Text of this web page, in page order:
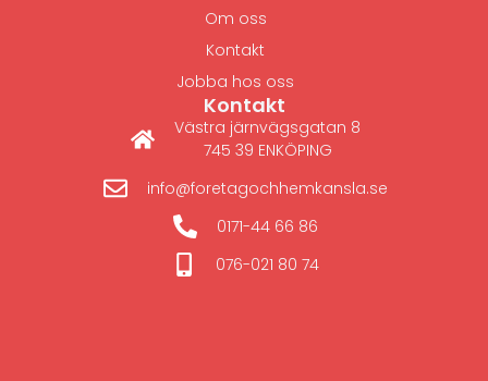
Om oss
Kontakt
Jobba hos oss
Kontakt
Västra järnvägsgatan 8
745 39 ENKÖPING
info@foretagochhemkansla.se
0171-44 66 86
076-021 80 74